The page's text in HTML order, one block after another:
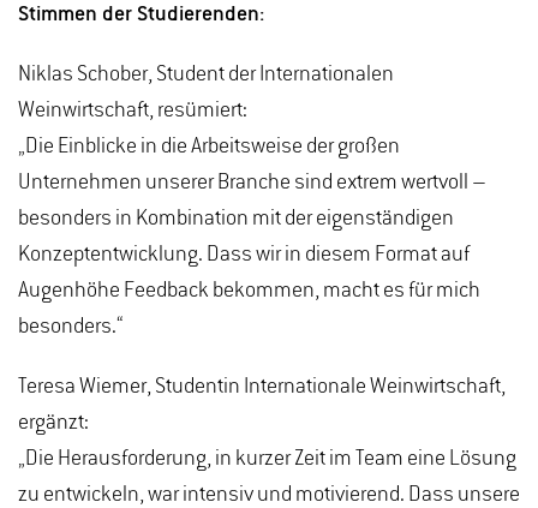
Stimmen der Studierenden:
Niklas Schober, Student der Internationalen
Weinwirtschaft, resümiert:
„Die Einblicke in die Arbeitsweise der großen
Unternehmen unserer Branche sind extrem wertvoll –
besonders in Kombination mit der eigenständigen
Konzeptentwicklung. Dass wir in diesem Format auf
Augenhöhe Feedback bekommen, macht es für mich
besonders.“
Teresa Wiemer, Studentin Internationale Weinwirtschaft,
ergänzt:
„Die Herausforderung, in kurzer Zeit im Team eine Lösung
zu entwickeln, war intensiv und motivierend. Dass unsere